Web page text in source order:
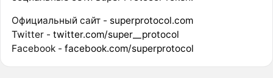
Официальный сайт - superprotocol.com
Twitter - twitter.com/super__protocol
Facebook - facebook.com/superprotocol